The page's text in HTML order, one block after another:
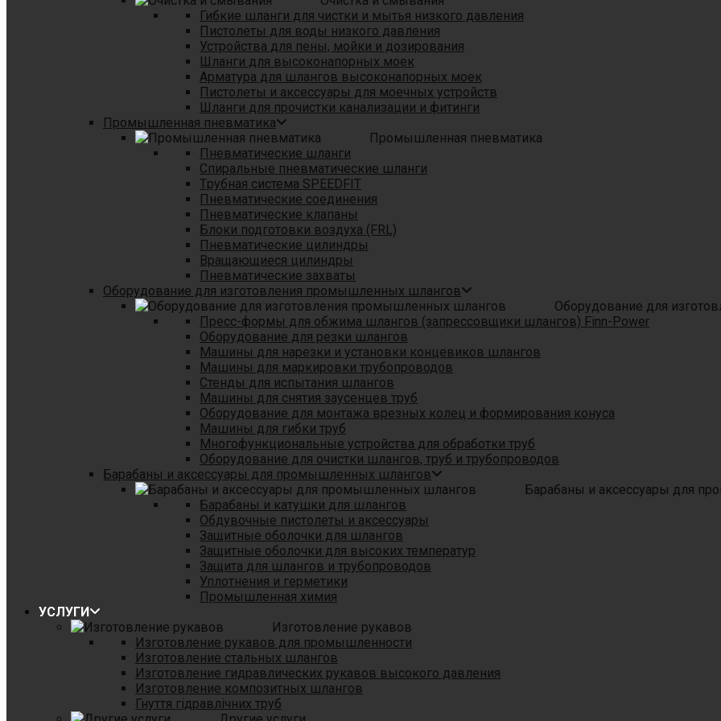
Гибкие шланги для чистки и мытья низкого давления
Пистолеты для воды низкого давления
Устройства для пены, мойки и дозирования
Шланги для высоконапорных моек
Арматура для шлангов высоконапорных моек
Пистолеты и аксессуары для моечных устройств
Шланги для прочистки канализации и фитинги
Промышленная пневматика
Промышленная пневматика
Пневматические шланги
Спиральные пневматические шланги
Tрубная система SPEEDFIT
Пневматические соединения
Пневматические клапаны
Блоки подготовки воздуха (FRL)
Пневматические цилиндры
Вращающиеся цилиндры
Пневматические захваты
Оборудование для изготовления промышленных шлангов
Оборудование для
Пресс-формы для обжима шлангов (запрессовщики шлангов) Finn-Power
Оборудование для резки шлангов
Машины для нарезки и установки концевиков шлангов
Машины для маркировки трубопроводов
Стенды для испытания шлангов
Машины для снятия заусенцев труб
Оборудование для монтажа врезных колец и формирования конуса
Машины для гибки труб
Многофункциональные устройства для обработки труб
Оборудование для очистки шлангов, труб и трубопроводов
Барабаны и аксессуары для промышленных шлангов
Барабаны и аксессуары для
Барабаны и катушки для шлангов
Обдувочные пистолеты и аксессуары
Защитные оболочки для шлангов
Защитные оболочки для высоких температур
Защита для шлангов и трубопроводов
Уплотнения и герметики
Промышленная химия
УСЛУГИ
Изготовление рукавов
Изготовление рукавов для промышленности
Изготовление стальных шлангов
Изготовление гидравлических рукавов высокого давления
Изготовление композитных шлангов
Гнуття гідравлічних труб